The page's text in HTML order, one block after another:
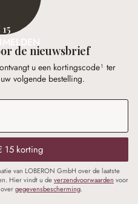
de nieuwsbrief
u een kortingscode¹ ter
volgende bestelling.
15 korting
van LOBERON GmbH over de laatste
Hier vindt u deverzendvoorwaarden voor
gegevensbescherming.